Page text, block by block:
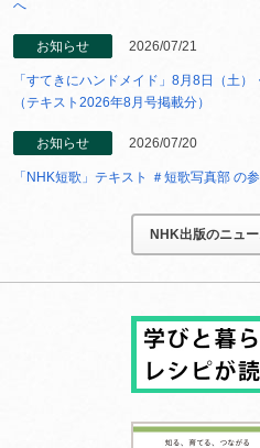
へ
お知らせ 2026/07/21
「すてきにハンドメイド」8月8日（土
（テキスト2026年8月号掲載分）
お知らせ 2026/07/20
「NHK短歌」テキスト ＃短歌写真部 の
NHK出版のニュ